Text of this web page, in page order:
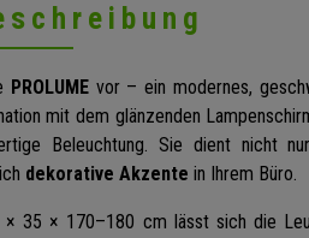
PROLUMEvor – ein modernes,
mit dem glänzenden
Beleuchtung. Sie dient nicht
dekorative Akzente in Ihrem Büro.
× 35 × 170–180 cm lässt sich die